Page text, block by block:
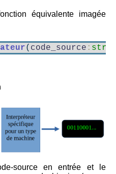
équivalente imagée
( code_source : str
source en entrée et le